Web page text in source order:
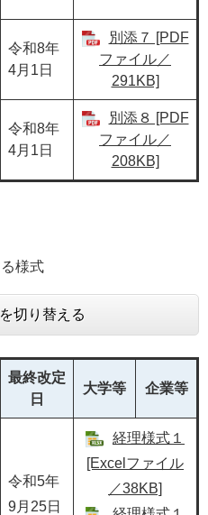
令和8年
4月1日
別添７ [PDF
ファイル／
291KB]
令和8年
4月1日
別添８ [PDF
ファイル／
208KB]
様式
切り替える
最終改定
日
大学等 企業等
令和5年
9月25日
経理様式１
[Excelファイル
／38KB]